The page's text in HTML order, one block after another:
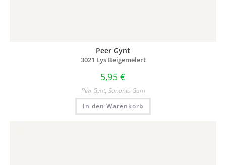
Peer Gynt
3021 Lys Beigemelert
5,95 €
Peer Gynt, Sandnes Garn
In den Warenkorb